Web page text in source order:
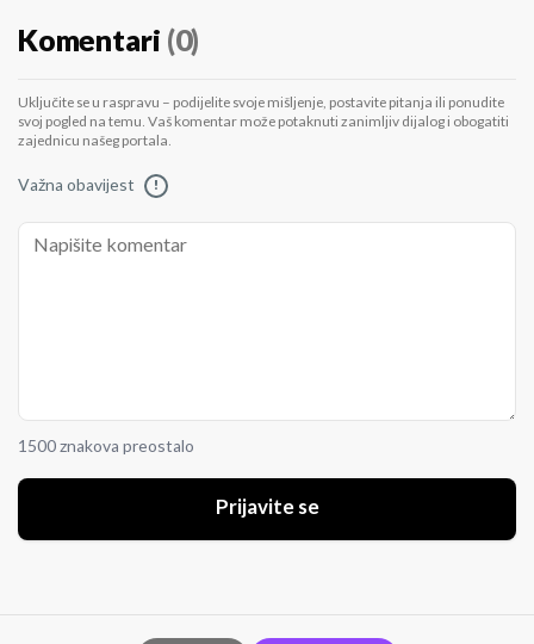
Komentari (0)
Uključite se u raspravu – podijelite svoje mišljenje, postavite pitanja ili ponudite
svoj pogled na temu. Vaš komentar može potaknuti zanimljiv dijalog i obogatiti
zajednicu našeg portala.
Važna obavijest !
1500 znakova preostalo
Prijavite se